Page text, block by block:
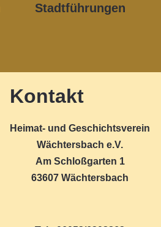
Stadtführungen
Kontakt
Heimat- und Geschichtsverein
Wächtersbach e.V.
Am Schloßgarten 1
63607 Wächtersbach